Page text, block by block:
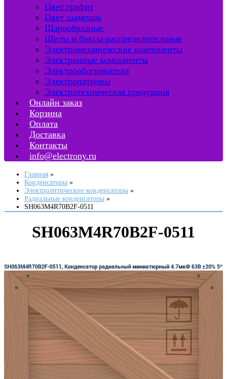
Цвет графит
Цвет шампань
Шарообразные
Щиты и боксы распределительные
Электромеханические компоненты
Электронные компоненты
Электрообогреватели
Электропатроны
Электротехническая продукция
Онлайн заказ
Корзина
Оплата
Доставка
Контакты
info@electrony.ru
Главная
Конденсаторы
Электролитические конденсаторы
Радиальные конденсаторы
SH063M4R70B2F-0511
SH063M4R70B2F-0511